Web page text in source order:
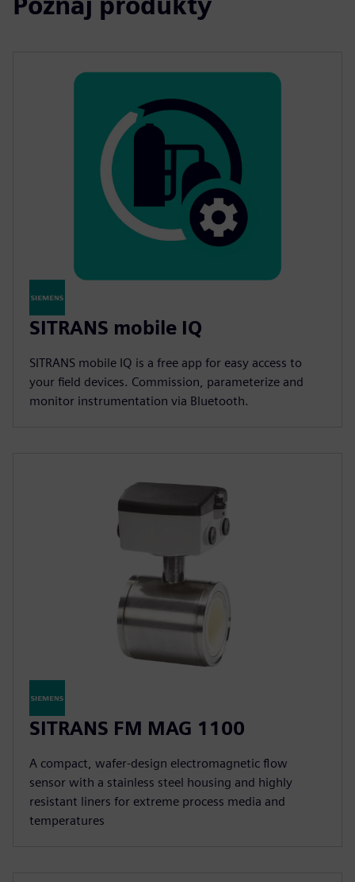
SITRANS mobile IQ
SITRANS mobile IQ is a free app for easy access to
your field devices. Commission, parameterize and
monitor instrumentation via Bluetooth.
SITRANS FM MAG 1100
A compact, wafer-design electromagnetic flow
sensor with a stainless steel housing and highly
resistant liners for extreme process media and
temperatures